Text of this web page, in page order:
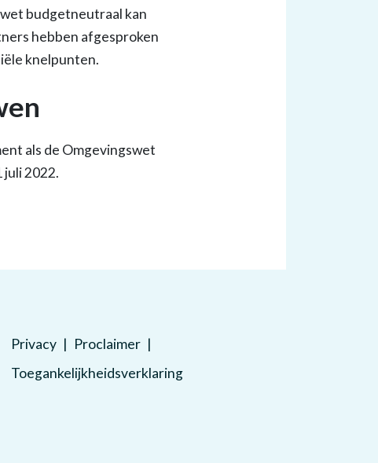
budgetneutraal kan
hebben afgesproken
knelpunten.
als de Omgevingswet
2022.
Privacy
Proclaimer
Toegankelijkheidsverklaring